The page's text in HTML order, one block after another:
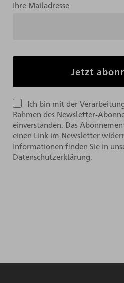
Ihre Mailadresse
Ich bin mit der
Rahmen des Newsletter-
einverstanden. Das
einen Link im Newsletter
Informationen finden Sie in
Datenschutzerklärung.